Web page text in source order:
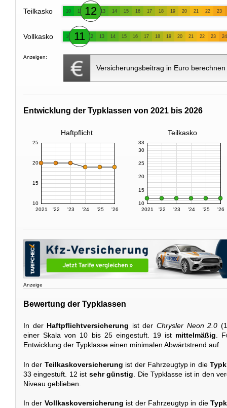
Teilkasko 10 11 12 13 14 15 16 17 18 19 20 21 22 23
Vollkasko 10 11 12 13 14 15 16 17 18 19 20 21 22 23 24
Anzeigen:
Versicherungsbeitrag in Euro berechnen
Entwicklung der Typklassen von 2021 bis 2026
Haftpflicht Teilkasko
2021 '22 '23 '24 '25 '26
10
15
20
25
2021 '22 '23 '24 '25 '26
10
15
20
25
30
33
Anzeige
Bewertung der Typklassen
In der Haftpflichtversicherung ist derChrysler Neon 2.0
einer Skala von 10 bis 25 eingestuft. 19 ist mittelmäßig .
Entwicklung der Typklasse einen minimalen Abwärtstrend auf.
In der Teilkaskoversicherung ist der Fahrzeugtyp in die
33 eingestuft. 12 ist sehr günstig . Die Typklasse ist in den
Niveau geblieben.
In der Vollkaskoversicherung ist der Fahrzeugtyp in die